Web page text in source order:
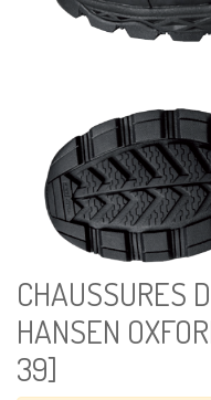
CHAUSSURES
HANSEN
39]